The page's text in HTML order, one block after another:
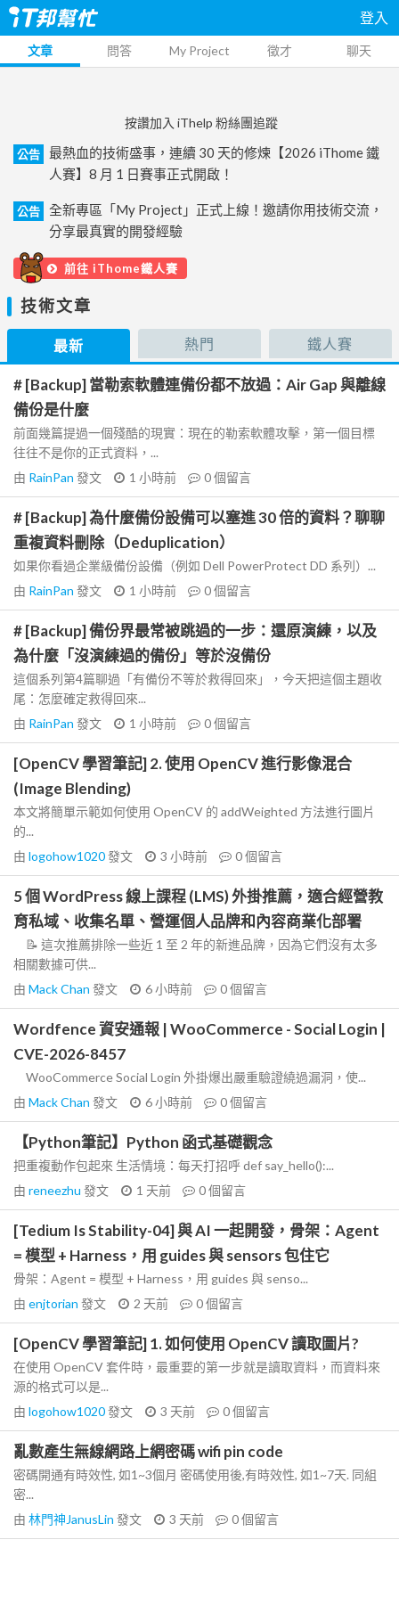
登入
文章 問答 My Project 徵才 聊天
按讚加入 iThelp 粉絲團追蹤
公告
最熱血的技術盛事，連續 30 天的修煉【2026 iThome 鐵
人賽】8 月 1 日賽事正式開啟！
公告
全新專區「My Project」正式上線！邀請你用技術交流，
分享最真實的開發經驗
前往 iThome鐵人賽
技術文章
最新 熱門 鐵人賽
# [Backup] 當勒索軟體連備份都不放過：Air Gap 與離線
備份是什麼
前面幾篇提過一個殘酷的現實：現在的勒索軟體攻擊，第一個目標
往往不是你的正式資料，...
由 RainPan 發文 1 小時前 0個留言
# [Backup] 為什麼備份設備可以塞進 30 倍的資料？聊聊
重複資料刪除（Deduplication）
如果你看過企業級備份設備（例如 Dell PowerProtect DD 系列）...
由 RainPan 發文 1 小時前 0個留言
# [Backup] 備份界最常被跳過的一步：還原演練，以及
為什麼「沒演練過的備份」等於沒備份
這個系列第4篇聊過「有備份不等於救得回來」，今天把這個主題收
尾：怎麼確定救得回來...
由 RainPan 發文 1 小時前 0個留言
[OpenCV 學習筆記] 2. 使用 OpenCV 進行影像混合
(Image Blending)
本文將簡單示範如何使用 OpenCV 的 addWeighted 方法進行圖片
的...
由 logohow1020發文 3 小時前 0個留言
5 個 WordPress 線上課程 (LMS) 外掛推薦，適合經營教
育私域、收集名單、營運個人品牌和內容商業化部署
📝 這次推薦排除一些近 1 至 2 年的新進品牌，因為它們沒有太多
相關數據可供...
由 Mack Chan 發文 6 小時前 0個留言
Wordfence 資安通報 | WooCommerce - Social Login |
CVE-2026-8457
WooCommerce Social Login 外掛爆出嚴重驗證繞過漏洞，使...
由 Mack Chan 發文 6 小時前 0個留言
【Python筆記】Python 函式基礎觀念
把重複動作包起來 生活情境：每天打招呼 def say_hello():...
由 reneezhu 發文 1 天前 0個留言
[Tedium Is Stability-04] 與 AI 一起開發，骨架：Agent
= 模型 + Harness，用 guides 與 sensors 包住它
骨架：Agent = 模型 + Harness，用 guides 與 senso...
由 enjtorian 發文 2 天前 0個留言
[OpenCV 學習筆記] 1. 如何使用 OpenCV 讀取圖片?
在使用 OpenCV 套件時，最重要的第一步就是讀取資料，而資料來
源的格式可以是...
由 logohow1020發文 3 天前 0個留言
亂數產生無線網路上網密碼 wifi pin code
密碼開通有時效性, 如1~3個月 密碼使用後,有時效性, 如1~7天. 同組
密...
由 林門神JanusLin 發文 3 天前 0個留言